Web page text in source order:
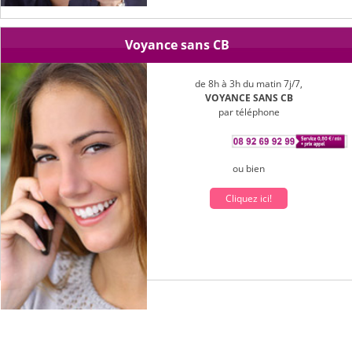
Voyance sans CB
de 8h à 3h du matin 7j/7,
VOYANCE SANS CB
par téléphone
ou bien
Cliquez ici!